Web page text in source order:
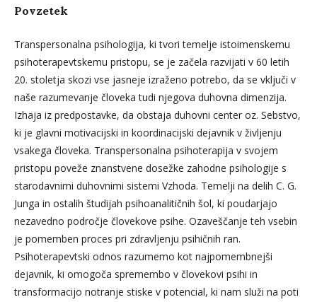
Povzetek
Transpersonalna psihologija, ki tvori temelje istoimenskemu
psihoterapevtskemu pristopu, se je začela razvijati v 60 letih
20. stoletja skozi vse jasneje izraženo potrebo, da se vključi v
naše razumevanje človeka tudi njegova duhovna dimenzija.
Izhaja iz predpostavke, da obstaja duhovni center oz. Sebstvo,
ki je glavni motivacijski in koordinacijski dejavnik v življenju
vsakega človeka. Transpersonalna psihoterapija v svojem
pristopu poveže znanstvene dosežke zahodne psihologije s
starodavnimi duhovnimi sistemi Vzhoda. Temelji na delih C. G.
Junga in ostalih študijah psihoanalitičnih šol, ki poudarjajo
nezavedno področje človekove psihe. Ozaveščanje teh vsebin
je pomemben proces pri zdravljenju psihičnih ran.
Psihoterapevtski odnos razumemo kot najpomembnejši
dejavnik, ki omogoča spremembo v človekovi psihi in
transformacijo notranje stiske v potencial, ki nam služi na poti